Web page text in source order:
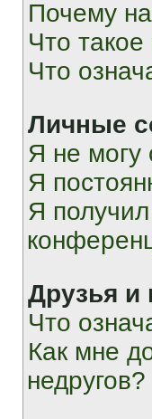
Почему
Что
Что
Личные
Я не могу
Я
Я
Друзья и
Что
Как мне
недругов?